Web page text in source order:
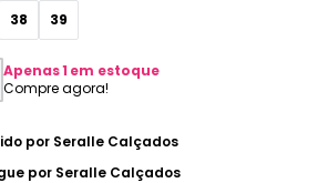
38 39
Apenas1 em estoque
por Seralle Calçados
por Seralle Calçados